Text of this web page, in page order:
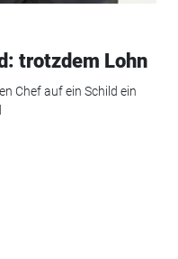
trotzdem Lohn
Chef auf ein Schild ein